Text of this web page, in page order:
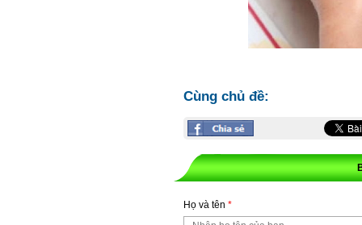
Cùng chủ đề:
Họ và tên *